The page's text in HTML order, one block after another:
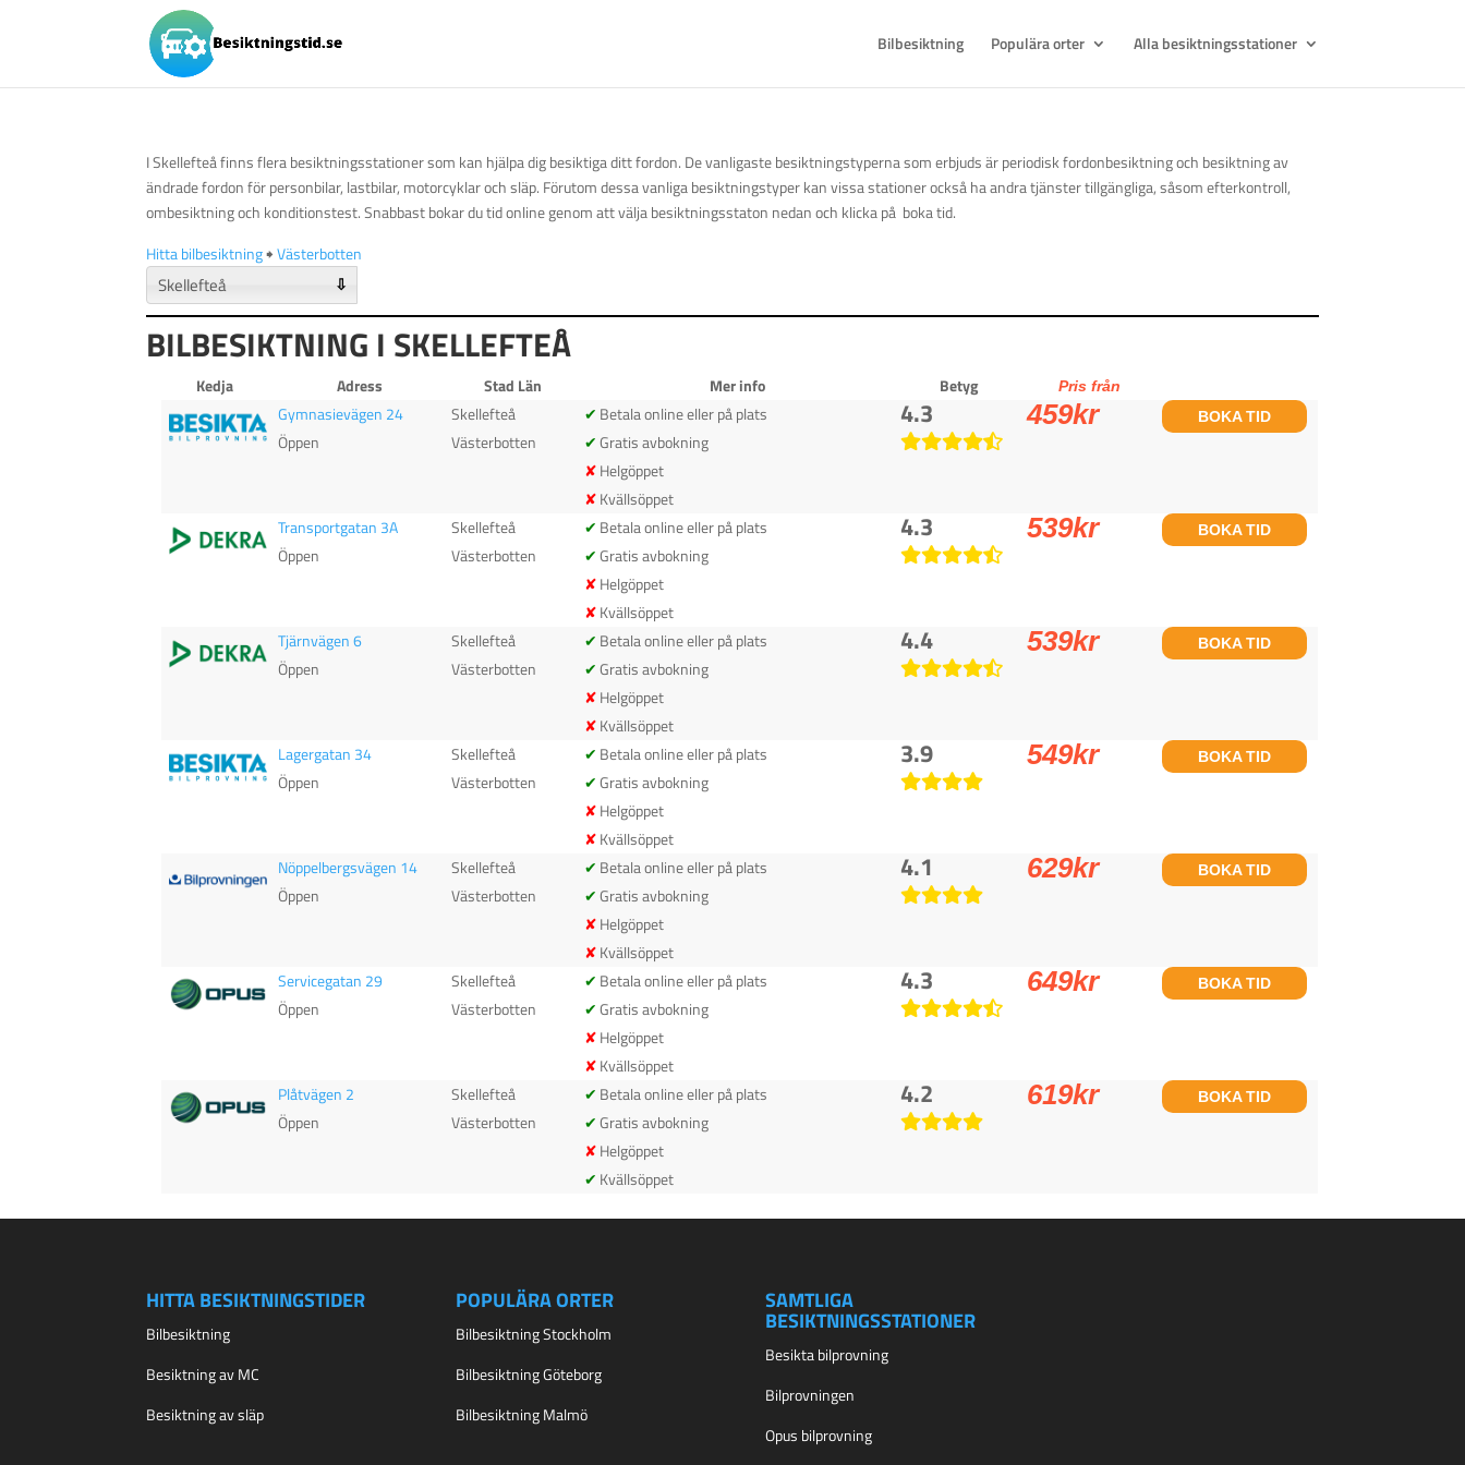
Bilbesiktning Populära orter Alla besiktningsstationer
I Skellefteå finns flera besiktningsstationer som kan hjälpa dig besiktiga ditt fordon. De vanligaste besiktningstyperna som erbjuds är periodisk fordonbesiktning och besiktning av
ändrade fordon för personbilar, lastbilar, motorcyklar och släp. Förutom dessa vanliga besiktningstyper kan vissa stationer också ha andra tjänster tillgängliga, såsom efterkontroll,
ombesiktning och konditionstest. Snabbast bokar du tid online genom att välja besiktningsstaton nedan och klicka på boka tid.
Hitta bilbesiktning🠺Västerbotten
⇩
BILBESIKTNING I SKELLEFTEÅ
Kedja Adress Stad Län Mer info Betyg Pris från
Gymnasievägen 24
Öppen
Skellefteå
Västerbotten
Betala online eller på plats
Gratis avbokning
Helgöppet
Kvällsöppet
4.3 459kr BOKA TID
Transportgatan 3A
Öppen
Skellefteå
Västerbotten
Betala online eller på plats
Gratis avbokning
Helgöppet
Kvällsöppet
4.3 539kr BOKA TID
Tjärnvägen 6
Öppen
Skellefteå
Västerbotten
Betala online eller på plats
Gratis avbokning
Helgöppet
Kvällsöppet
4.4 539kr BOKA TID
Lagergatan 34
Öppen
Skellefteå
Västerbotten
Betala online eller på plats
Gratis avbokning
Helgöppet
Kvällsöppet
3.9 549kr BOKA TID
Nöppelbergsvägen 14
Öppen
Skellefteå
Västerbotten
Betala online eller på plats
Gratis avbokning
Helgöppet
Kvällsöppet
4.1 629kr BOKA TID
Servicegatan 29
Öppen
Skellefteå
Västerbotten
Betala online eller på plats
Gratis avbokning
Helgöppet
Kvällsöppet
4.3 649kr BOKA TID
Plåtvägen 2
Öppen
Skellefteå
Västerbotten
Betala online eller på plats
Gratis avbokning
Helgöppet
Kvällsöppet
4.2 619kr BOKA TID
HITTA BESIKTNINGSTIDER
Bilbesiktning
Besiktning av MC
Besiktning av släp
POPULÄRA ORTER
Bilbesiktning Stockholm
Bilbesiktning Göteborg
Bilbesiktning Malmö
SAMTLIGA
BESIKTNINGSSTATIONER
Besikta bilprovning
Bilprovningen
Opus bilprovning